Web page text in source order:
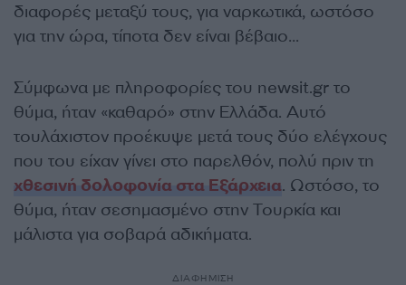
διαφορές μεταξύ τους, για ναρκωτικά, ωστόσο
για την ώρα, τίποτα δεν είναι βέβαιο…
Σύμφωνα με πληροφορίες του newsit.gr το
θύμα, ήταν «καθαρό» στην Ελλάδα. Αυτό
τουλάχιστον προέκυψε μετά τους δύο ελέγχους
που του είχαν γίνει στο παρελθόν, πολύ πριν τη
χθεσινή δολοφονία στα Εξάρχεια. Ωστόσο, το
θύμα, ήταν σεσημασμένο στην Τουρκία και
μάλιστα για σοβαρά αδικήματα.
ΔΙΑΦΗΜΙΣΗ